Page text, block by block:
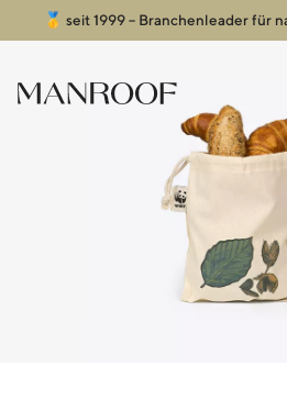
🥇 seit 1999 – Branchenleader für
Header
Manroof GmbH